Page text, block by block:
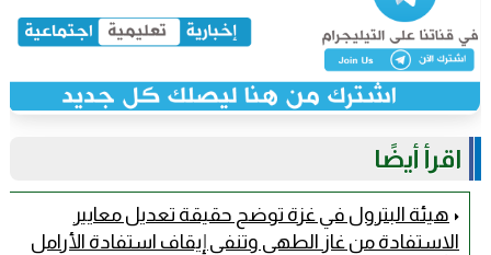
اقرأ أيضًا
هيئة البترول في غزة توضح حقيقة تعديل معايير
الاستفادة من غاز الطهي وتنفي إيقاف استفادة الأرامل